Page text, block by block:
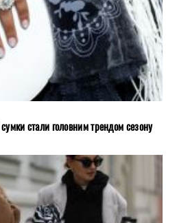
стали головним трендом сезону